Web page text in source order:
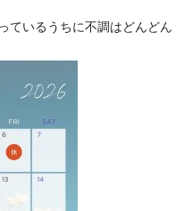
ているうちに不調はどんどん